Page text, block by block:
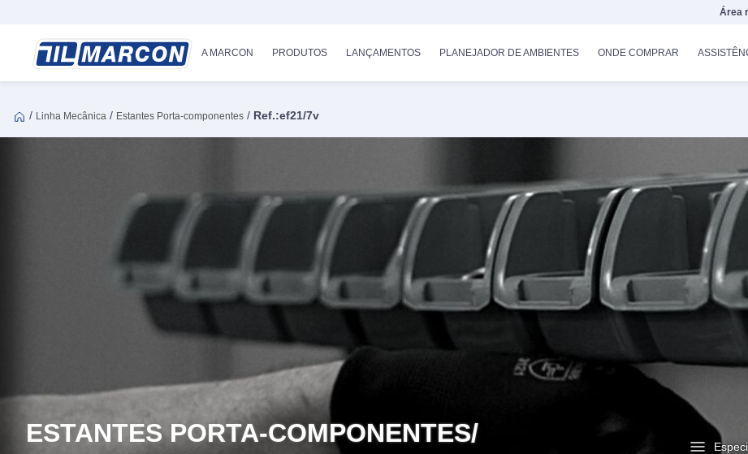
Área
A MARCON PRODUTOS LANÇAMENTOS PLANEJADOR DE AMBIENTES ONDE COMPRAR
/ Linha Mecânica / Estantes Porta-componentes / Ref.:ef21/7v
ESTANTES PORTA-COMPONENTES/